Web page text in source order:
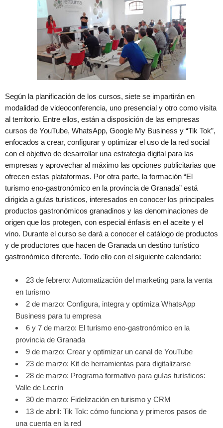
Según la planificación de los cursos, siete se impartirán en
modalidad de videoconferencia, uno presencial y otro como visita
al territorio. Entre ellos, están a disposición de las empresas
cursos de YouTube, WhatsApp, Google My Business y “Tik Tok”,
enfocados a crear, configurar y optimizar el uso de la red social
con el objetivo de desarrollar una estrategia digital para las
empresas y aprovechar al máximo las opciones publicitarias que
ofrecen estas plataformas. Por otra parte, la formación “El
turismo eno-gastronómico en la provincia de Granada” está
dirigida a guías turísticos, interesados en conocer los principales
productos gastronómicos granadinos y las denominaciones de
origen que los protegen, con especial énfasis en el aceite y el
vino. Durante el curso se dará a conocer el catálogo de productos
y de productores que hacen de Granada un destino turístico
gastronómico diferente. Todo ello con el siguiente calendario:
23 de febrero: Automatización del marketing para la venta
en turismo
2 de marzo: Configura, integra y optimiza WhatsApp
Business para tu empresa
6 y 7 de marzo: El turismo eno-gastronómico en la
provincia de Granada
9 de marzo: Crear y optimizar un canal de YouTube
23 de marzo: Kit de herramientas para digitalizarse
28 de marzo: Programa formativo para guías turísticos:
Valle de Lecrín
30 de marzo: Fidelización en turismo y CRM
13 de abril: Tik Tok: cómo funciona y primeros pasos de
una cuenta en la red